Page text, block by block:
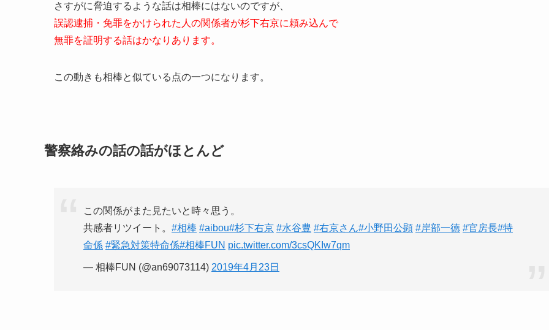
さすがに脅迫するような話は相棒にはないのですが、
誤認逮捕・免罪をかけられた人の関係者が杉下右京に頼み込んで
無罪を証明する話はかなりあります。
この動きも相棒と似ている点の一つになります。
警察絡みの話の話がほとんど
この関係がまた見たいと時々思う。
共感者リツイート。 #相棒 #aibou#杉下右京 #水谷豊 #右京さん#小野田公顕 #岸部一徳 #官房長#特
命係 #緊急対策特命係#相棒FUN pic.twitter.com/3csQKIw7qm
— 相棒FUN (@an69073114) 2019年4月23日